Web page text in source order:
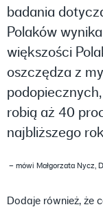
badania
Polaków
większości
oszczędza z
robią aż 40
najbliższego
– mówi Małgorzata Nycz,
Dodaje również, że